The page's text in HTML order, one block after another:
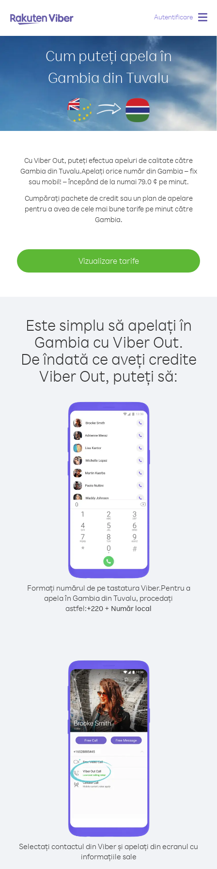
Autentificare
Cum puteți apela în
Gambia din Tuvalu
Cu Viber Out, puteți efectua apeluri de calitate către
Gambia din Tuvalu.Apelați orice număr din Gambia – fix
sau mobil! – începând de la numai 79.0 ¢ pe minut.
Cumpărați pachete de credit sau un plan de apelare
pentru a avea de cele mai bune tarife pe minut către
Gambia.
Vizualizare tarife
Este simplu să apelați în
Gambia cu Viber Out.
De îndată ce aveți credite
Viber Out, puteți să:
Formați numărul de pe tastatura Viber.Pentru a
apela în Gambia din Tuvalu, procedați
astfel:+220 + Număr local
Selectați contactul din Viber și apelați din ecranul cu
informațiile sale